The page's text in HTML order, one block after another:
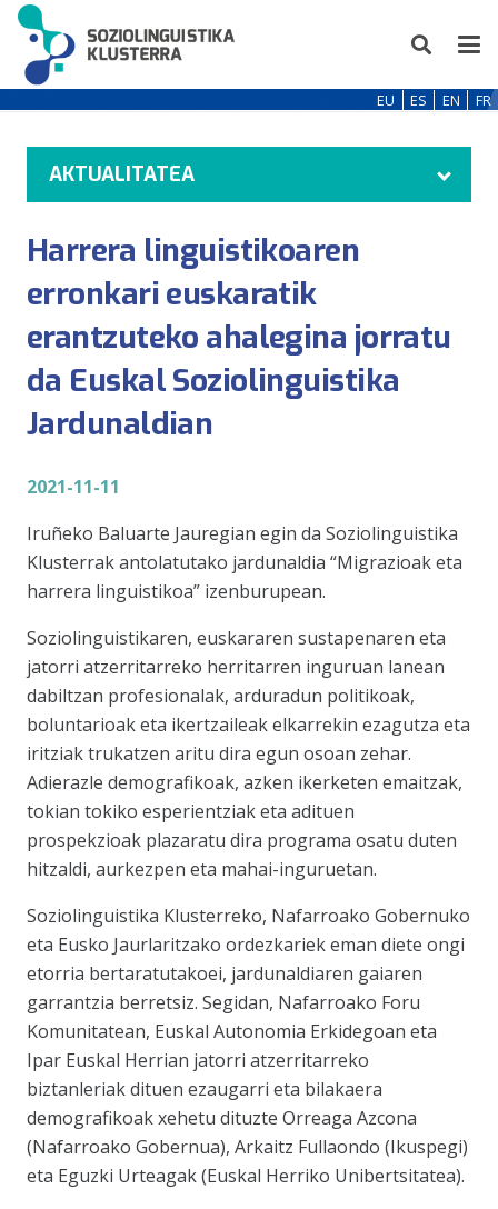
EU ES EN FR
AKTUALITATEA
Harrera linguistikoaren
erronkari euskaratik
erantzuteko ahalegina jorratu
da Euskal Soziolinguistika
Jardunaldian
2021-11-11
Iruñeko Baluarte Jauregian egin da Soziolinguistika
Klusterrak antolatutako jardunaldia “Migrazioak eta
harrera linguistikoa” izenburupean.
Soziolinguistikaren, euskararen sustapenaren eta
jatorri atzerritarreko herritarren inguruan lanean
dabiltzan profesionalak, arduradun politikoak,
boluntarioak eta ikertzaileak elkarrekin ezagutza eta
iritziak trukatzen aritu dira egun osoan zehar.
Adierazle demografikoak, azken ikerketen emaitzak,
tokian tokiko esperientziak eta adituen
prospekzioak plazaratu dira programa osatu duten
hitzaldi, aurkezpen eta mahai-inguruetan.
Soziolinguistika Klusterreko, Nafarroako Gobernuko
eta Eusko Jaurlaritzako ordezkariek eman diete ongi
etorria bertaratutakoei, jardunaldiaren gaiaren
garrantzia berretsiz. Segidan, Nafarroako Foru
Komunitatean, Euskal Autonomia Erkidegoan eta
Ipar Euskal Herrian jatorri atzerritarreko
biztanleriak dituen ezaugarri eta bilakaera
demografikoak xehetu dituzte Orreaga Azcona
(Nafarroako Gobernua), Arkaitz Fullaondo (Ikuspegi)
eta Eguzki Urteagak (Euskal Herriko Unibertsitatea).